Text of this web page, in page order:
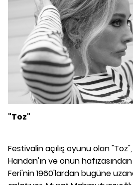
"Toz"
Festivalin açılış oyunu olan
Handan'ın ve onun
Feri'nin 1960'lardan bugüne